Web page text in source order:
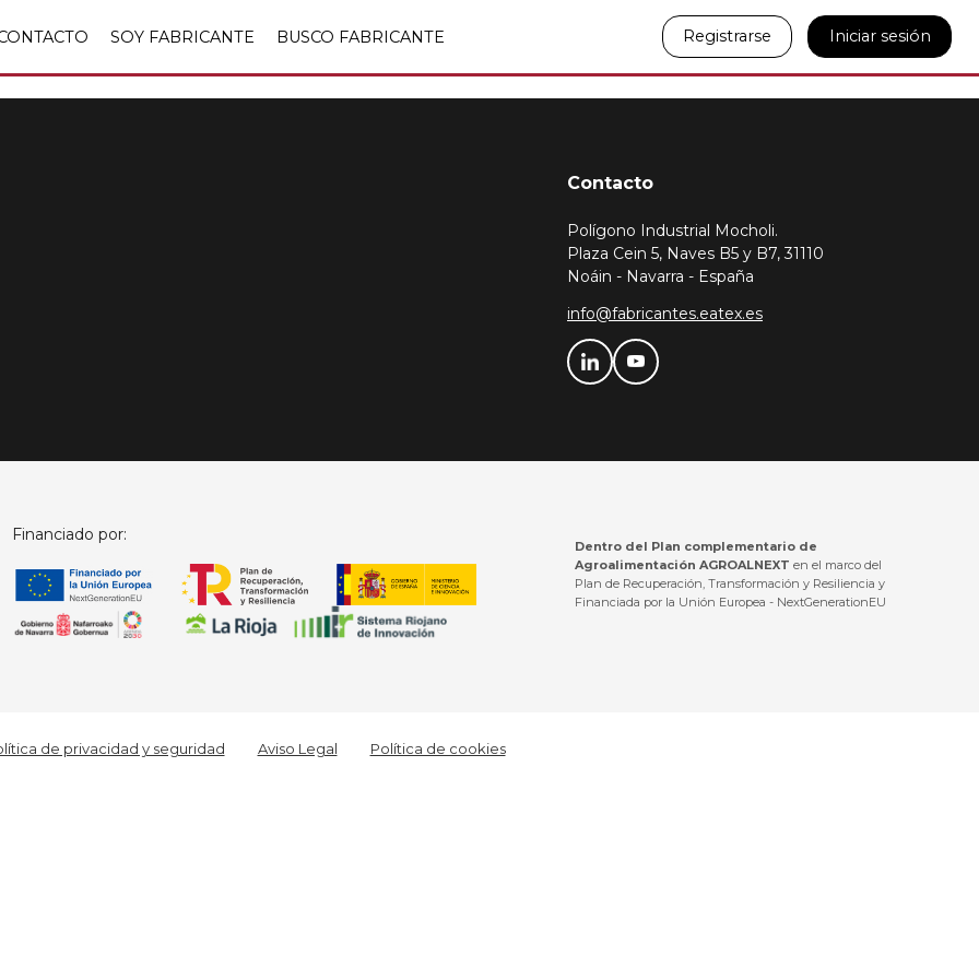
SOY FABRICANTE BUSCO FABRICANTE Registrarse Iniciar sesión
Contacto
Polígono Industrial Mocholi.
Plaza Cein 5, Naves B5 y B7, 31110
Noáin - Navarra - España
info@fabricantes.eatex.es
Financiado por:
Dentro del Plan complementario de
Agroalimentación AGROALNEXT en el marco del
Plan de Recuperación, Transformación y Resiliencia y
Financiada por la Unión Europea - NextGenerationEU
de privacidad y seguridad Aviso Legal Política de cookies